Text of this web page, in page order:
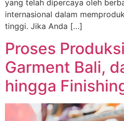
yang telah dipercaya oleh
internasional dalam
tinggi. Jika Anda […]
Proses
Garment Bali,
hingga